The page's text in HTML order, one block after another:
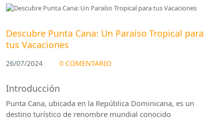
Descubre Punta Cana: Un Paraíso Tropical para
tus Vacaciones
26/07/2024 0 COMENTARIO
Introducción
Punta Cana, ubicada en la República Dominicana, es un
destino turístico de renombre mundial conocido